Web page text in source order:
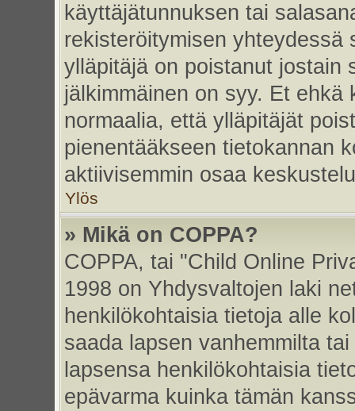
käyttäjätunnuksen tai
rekisteröitymisen yhteydessä
ylläpitäjä on poistanut jostain
jälkimmäinen on syy. Et
normaalia, että ylläpitäjät
pienentääkseen tietokannan
aktiivisemmin osaa
Ylös
» Mikä on COPPA?
COPPA, tai "Child Online
1998 on Yhdysvaltojen laki
henkilökohtaisia tietoja alle
saada lapsen vanhemmilta
lapsensa henkilökohtaisia
epävarma kuinka tämän